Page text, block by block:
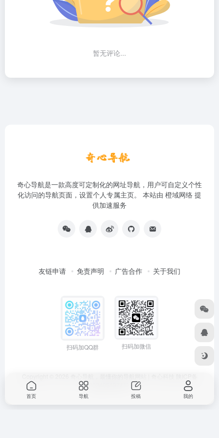
暂无评论...
奇心导航是一款高度可定制化的网址导航，用户可自定义个性
化访问的导航页面，设置个人专属主页。 本站由 橙域网络 提
供加速服务
友链申请 免责声明 广告合作 关于我们
扫码加QQ群 扫码加微信
首页 导航 投稿 我的